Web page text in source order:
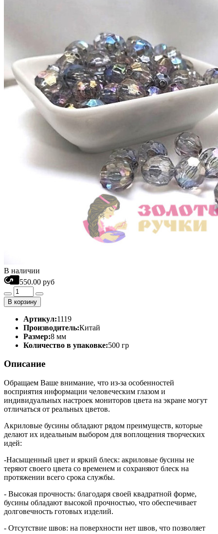
В наличии
550.00 руб
В корзину
Артикул:1119
Производитель:Китай
Размер:8 мм
Количество в упаковке:500 гр
Описание
Обращаем Ваше внимание, что из-за особенностей
восприятия информации человеческим глазом и
индивидуальных настроек мониторов цвета на экране могут
отличаться от реальных цветов.
Акриловые бусины обладают рядом преимуществ, которые
делают их идеальным выбором для воплощения творческих
идей:
-Насыщенный цвет и яркий блеск: акриловые бусины не
теряют своего цвета со временем и сохраняют блеск на
протяжении всего срока службы.
- Высокая прочность: благодаря своей квадратной форме,
бусины обладают высокой прочностью, что обеспечивает
долговечность готовых изделий.
- Отсутствие швов: на поверхности нет швов, что позволяет